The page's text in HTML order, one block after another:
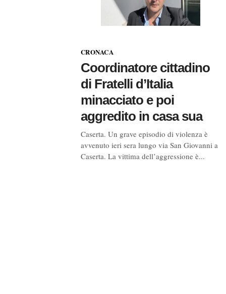
CRONACA
Coordinatore cittadino
di Fratelli d’Italia
minacciato e poi
aggredito in casa sua
Caserta. Un grave episodio di violenza è
avvenuto ieri sera lungo via San Giovanni a
Caserta. La vittima dell’aggressione è...